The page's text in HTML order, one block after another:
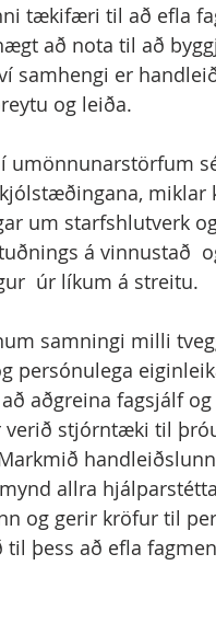
tækifæri til að efla
að nota til að
samhengi er
og leiða.
um starfshlutverk
á vinnustað
úr líkum á streitu.
samningi milli
persónulega
aðgreina fagsjálf
verið stjórntæki til
allra
og gerir kröfur til
þess að efla